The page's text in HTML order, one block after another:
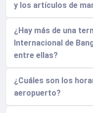
y los artículos de
¿Hay más de una
Internacional de
entre ellas?
¿Cuáles son los
aeropuerto?